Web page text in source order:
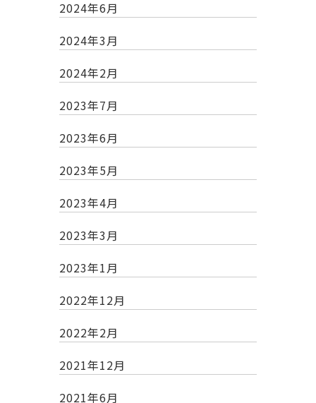
2024年6月
2024年3月
2024年2月
2023年7月
2023年6月
2023年5月
2023年4月
2023年3月
2023年1月
2022年12月
2022年2月
2021年12月
2021年6月